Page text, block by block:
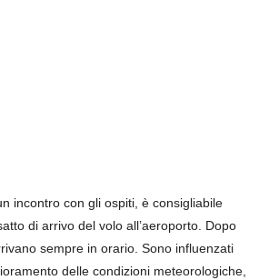
incontro con gli ospiti, è consigliabile
di arrivo del volo all’aeroporto. Dopo
sempre in orario. Sono influenzati
delle condizioni meteorologiche,